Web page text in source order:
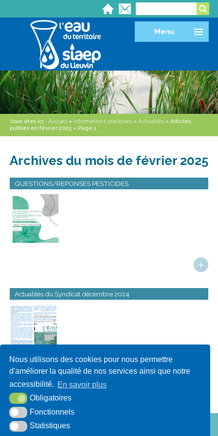
Nous utilisons des cookies pour nous permettre
d'améliorer la qualité de nos services ainsi que notre
accessibilité. En savoir plus
Obligatoires
Fonctionnels
Statistiques
Menu
Vous êtes ici : Accueil » Informations pratiques » Actualités » Articles
publiés en février 2025 » Page 1
Archives du mois de février 2025
QUESTIONS/REPONSES PESTICIDES
+
Actualités du Syndicat décembre 2024